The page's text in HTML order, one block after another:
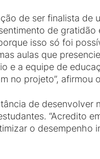
de ser finalista
de
isso só foi
aulas que
e a equipe de
no projeto”, afirmou
de
“Acredito
o desempenho